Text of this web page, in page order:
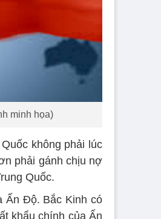
minh họa)
không phải lúc
phải gánh chịu nợ
Quốc.
Ấn Độ. Bắc Kinh có
khẩu chính của Ấn